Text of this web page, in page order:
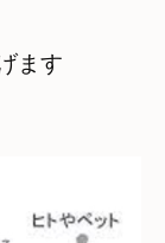
ます